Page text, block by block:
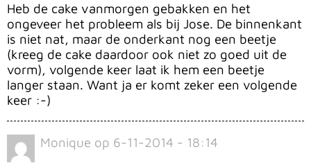
Heb de cake vanmorgen gebakken en het
ongeveer het probleem als bij Jose. De binnenkant
is niet nat, maar de onderkant nog een beetje
(kreeg de cake daardoor ook niet zo goed uit de
vorm), volgende keer laat ik hem een beetje
langer staan. Want ja er komt zeker een volgende
keer :-)
Monique op 6-11-2014 - 18:14